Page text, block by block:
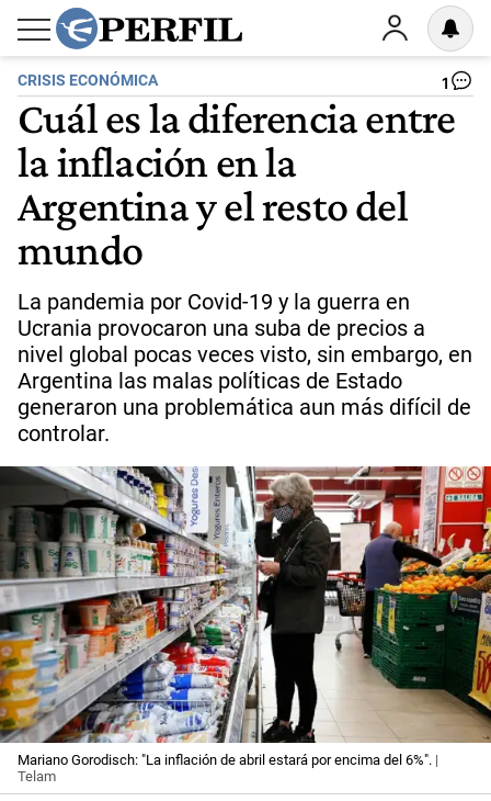
CRISIS ECONÓMICA 1
Cuál es la diferencia entre
la inflación en la
Argentina y el resto del
mundo
La pandemia por Covid-19 y la guerra en
Ucrania provocaron una suba de precios a
nivel global pocas veces visto, sin embargo, en
Argentina las malas políticas de Estado
generaron una problemática aun más difícil de
controlar.
Mariano Gorodisch: "La inflación de abril estará por encima del 6%". |
Telam